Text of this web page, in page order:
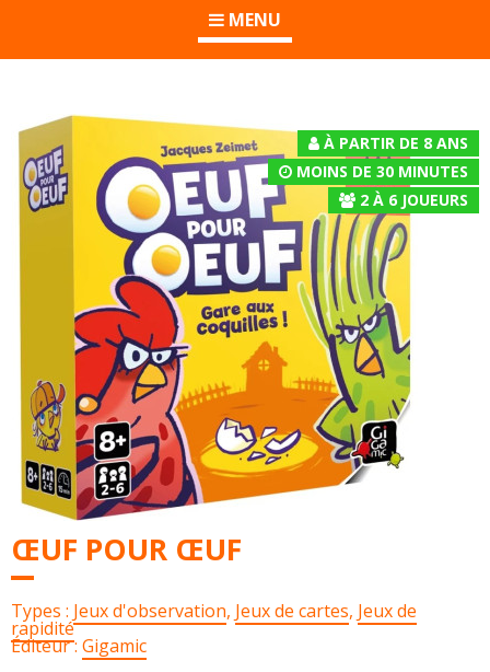
MENU
À PARTIR DE 8 ANS
MOINS DE 30 MINUTES
2 À 6 JOUEURS
ŒUF POUR ŒUF
Types : Jeux d'observation, Jeux de cartes, Jeux de
rapidité
Éditeur :Gigamic